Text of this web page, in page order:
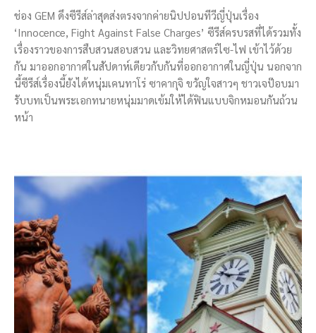
ช่อง GEM ดึงซีรีส์ล่าสุดส่งตรงจากค่ายนิปปอนทีวีญี่ปุ่นเรื่อง
‘Innocence, Fight Against False Charges’ ซีรีส์ครบรสที่ได้รวมทั้ง
เรื่องราวของการสืบสวนสอบสวน และวิทยศาสตร์ไซ-ไฟ เข้าไว้ด้วย
กัน มาออกอากาศในสัปดาห์เดียวกับกันที่ออกอากาศในญี่ปุ่น นอกจาก
นี้ซีรีส์เรื่องนี้ยังได้หนุ่มเคนทาโร่ ซาคากุจิ ขวัญใจสาวๆ ชาวเจป๊อบมา
รับบทเป็นพระเอกทนายหนุ่มมาดเข้มให้ได้ฟินแบบจิกหมอนกันถ้วน
หน้า